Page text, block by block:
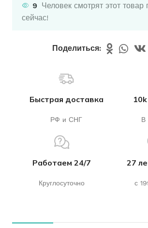
9 Человек смотрят этот товар
сейчас!
Поделиться:
Быстрая доставка
РФ и СНГ В
Работаем 24/7
Круглосуточно
27
с